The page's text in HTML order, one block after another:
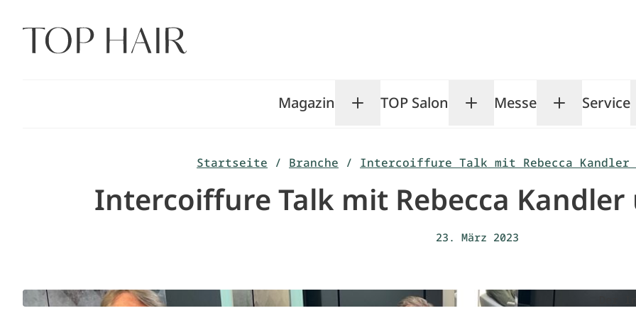
Inhalt
springen
Magazin Toggle Magazin submenu
TOP Salon Toggle TOP Salon
Messe ToggleService
Startseite / Branche / Intercoiffure Talk mit Rebecca
Intercoiffure Talk mit Rebecca
23. März 2023
Der